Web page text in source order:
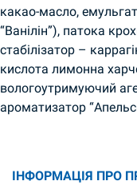
какао-масло,
“Ванілін”), патока
стабілізатор –
кислота лимонна
вологоутримуючий
ароматизатор
ІНФОРМАЦІЯ ПРО